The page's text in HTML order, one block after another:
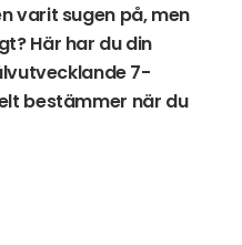
varit sugen på, men
Här har du din
7-
bestämmer när du